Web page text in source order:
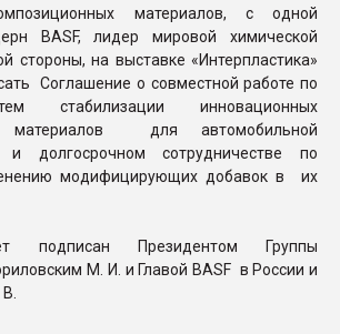
материалов, с одной
BASF, лидер мировой химической
стороны, на выставке «Интерпластика»
Соглашение о совместной работе по
стабилизации инновационных
материалов для автомобильной
и долгосрочном сотрудничестве по
модифицирующих добавок в их
подписан Президентом Группы
М. И. и Главой BASF в России и